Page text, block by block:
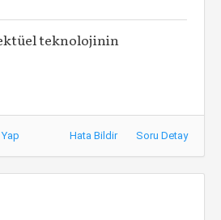
teknolojinin
Hata Bildir Soru Detay